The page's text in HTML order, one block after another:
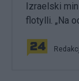
Izraelski
flotylli. „Na